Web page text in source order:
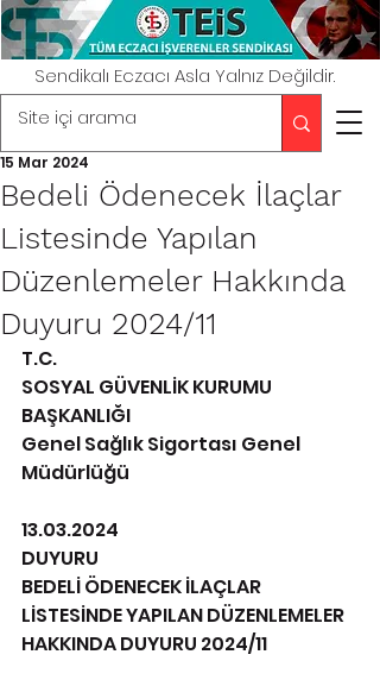
Sendikalı Eczacı Asla Yalnız Değildir.
Bedeli Ödenecek İlaçlar
Listesinde Yapılan
Düzenlemeler Hakkında
Duyuru 2024/11
15 Mar 2024
T.C.
SOSYAL GÜVENLİK KURUMU
BAŞKANLIĞI
Genel Sağlık Sigortası Genel
Müdürlüğü
13.03.2024
DUYURU
BEDELİ ÖDENECEK İLAÇLAR
LİSTESİNDE YAPILAN DÜZENLEMELER
HAKKINDA DUYURU 2024/11